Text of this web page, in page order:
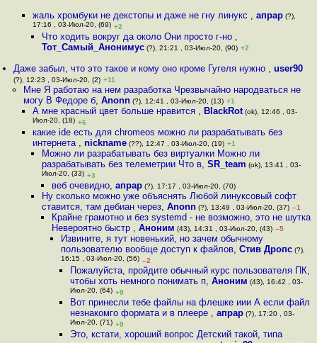
жаль хромбуки не декстопы и даже не гну линукс , апрар(?),
17:16 , 03-Июл-20, (69) +2
Что ходить вокруг да около Они просто г-но ,
Тот_Самый_Анонимус (?), 21:21 , 03-Июл-20, (90) +2
Даже забыл, что это такое и кому оно кроме Гугеля нужно ,user90
(?), 12:23 , 03-Июл-20, (2) +11
Мне Я работаю на нем разработка Чрезвычайно народваться не
могу В Федоре б, Anonn(?), 12:41 , 03-Июл-20, (13) +1
А мне красный цвет больше нравится , BlackRot(ok), 12:46 , 03-
Июл-20, (18) +6
какие ide есть для chromeos можно ли разрабатывать без
интернета , nickname(??), 12:47 , 03-Июл-20, (19) +1
Можно ли разрабатывать без виртуалки Можно ли
разрабатывать без телеметрии Что в,SR_team (ok), 13:41 , 03-
Июл-20, (33) +3
веб очевидно, апрар(?), 17:17 , 03-Июл-20, (70)
Ну сколько можно уже объяснять Любой линуксовый софт
ставится, там дебиан через,Anonn (?), 13:49 , 03-Июл-20, (37) –1
Крайне грамотно и без systemd - не возможно, это не шутка
Невероятно быстр , Аноним (43), 14:31 , 03-Июл-20, (43) –5
Извините, я тут новенький, но зачем обычному
пользователю вообще доступ к файлов, Стив Дропс(?),
16:15 , 03-Июл-20, (56) –2
Пожалуйста, пройдите обычный курс пользователя ПК,
чтобы хоть немного понимать п,Аноним (43), 16:42 , 03-
Июл-20, (64) +9
Вот принесли тебе файлы на флешке иии А если файл
незнакомго формата и в плеере ,апрар (?), 17:20 , 03-
Июл-20, (71) +9
Это, кстати, хороший вопрос Детский такой, типа